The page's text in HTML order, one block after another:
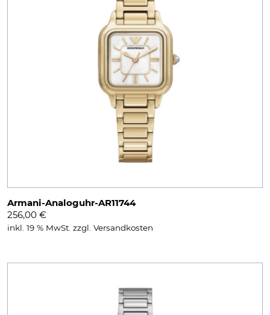
Armani-Analoguhr-AR11744
256,00 €
inkl. 19 % MwSt. zzgl. Versandkosten